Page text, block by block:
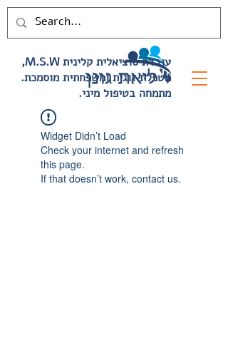
,M.S.W עובדת סוציאלית קלינית
.מטפלת זוגית ומשפחתית מוסמכת
.מתמחה בטיפול מיני
Widget Didn’t Load
Check your internet and refresh
this page.
If that doesn’t work, contact us.